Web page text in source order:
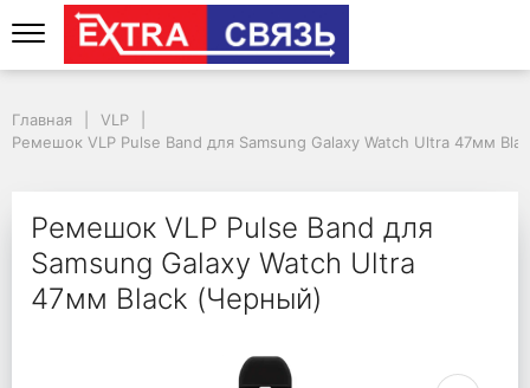
Ремешок VLP Pulse
Главная
VLP
Ремешок VLP Pulse Band для Samsung Galaxy Watch Ultra 47мм
Ремешок VLP Pulse Band для
Samsung Galaxy Watch Ultra
47мм Black (Черный)